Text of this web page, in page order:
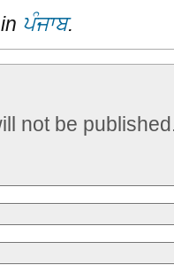
ਪੰਜਾਬ.
not be